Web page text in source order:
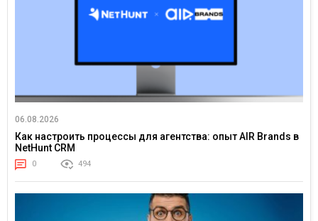
06.08.2026
Как настроить процессы для агентства: опыт AIR Brands в
NetHunt CRM
0 494